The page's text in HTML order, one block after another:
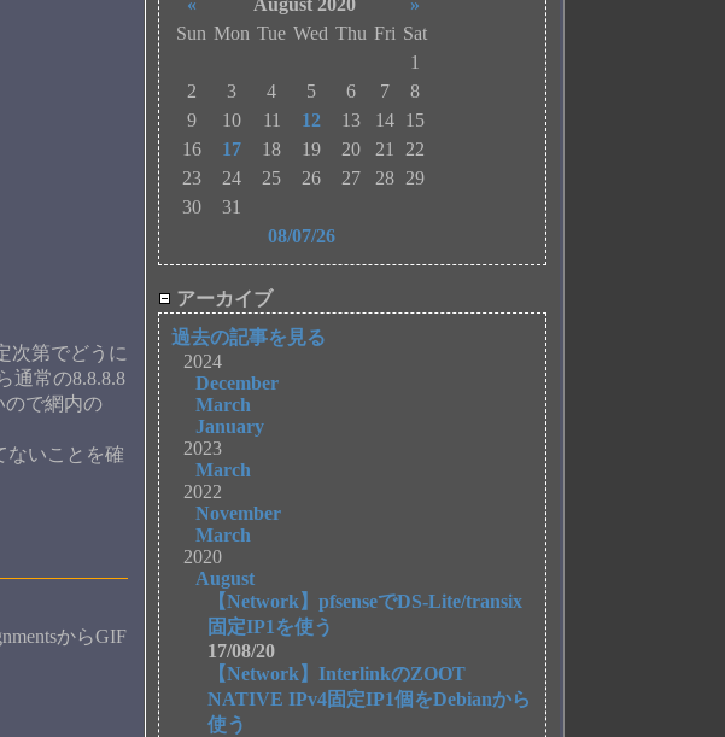
次第でどうに
通常の8.8.8.8
ので網内の
ないことを確
からGIF
« August 2020
»
Sun Mon Tue Wed Thu Fri Sat
1
2
3 4 5 6 7
8
9
10 11 12 13 14 15
16
17 18 19 20 21
22
23
24 25 26 27 28 29
30
31
08/07/26
アーカイブ
過去の記事を見る
2024
December
March
January
2023
March
2022
November
March
2020
August
【Network】pfsenseでDS-Lite/transix
固定IP1を使う
17/08/20
【Network】InterlinkのZOOT
NATIVE IPv4固定IP1個をDebianから
使う